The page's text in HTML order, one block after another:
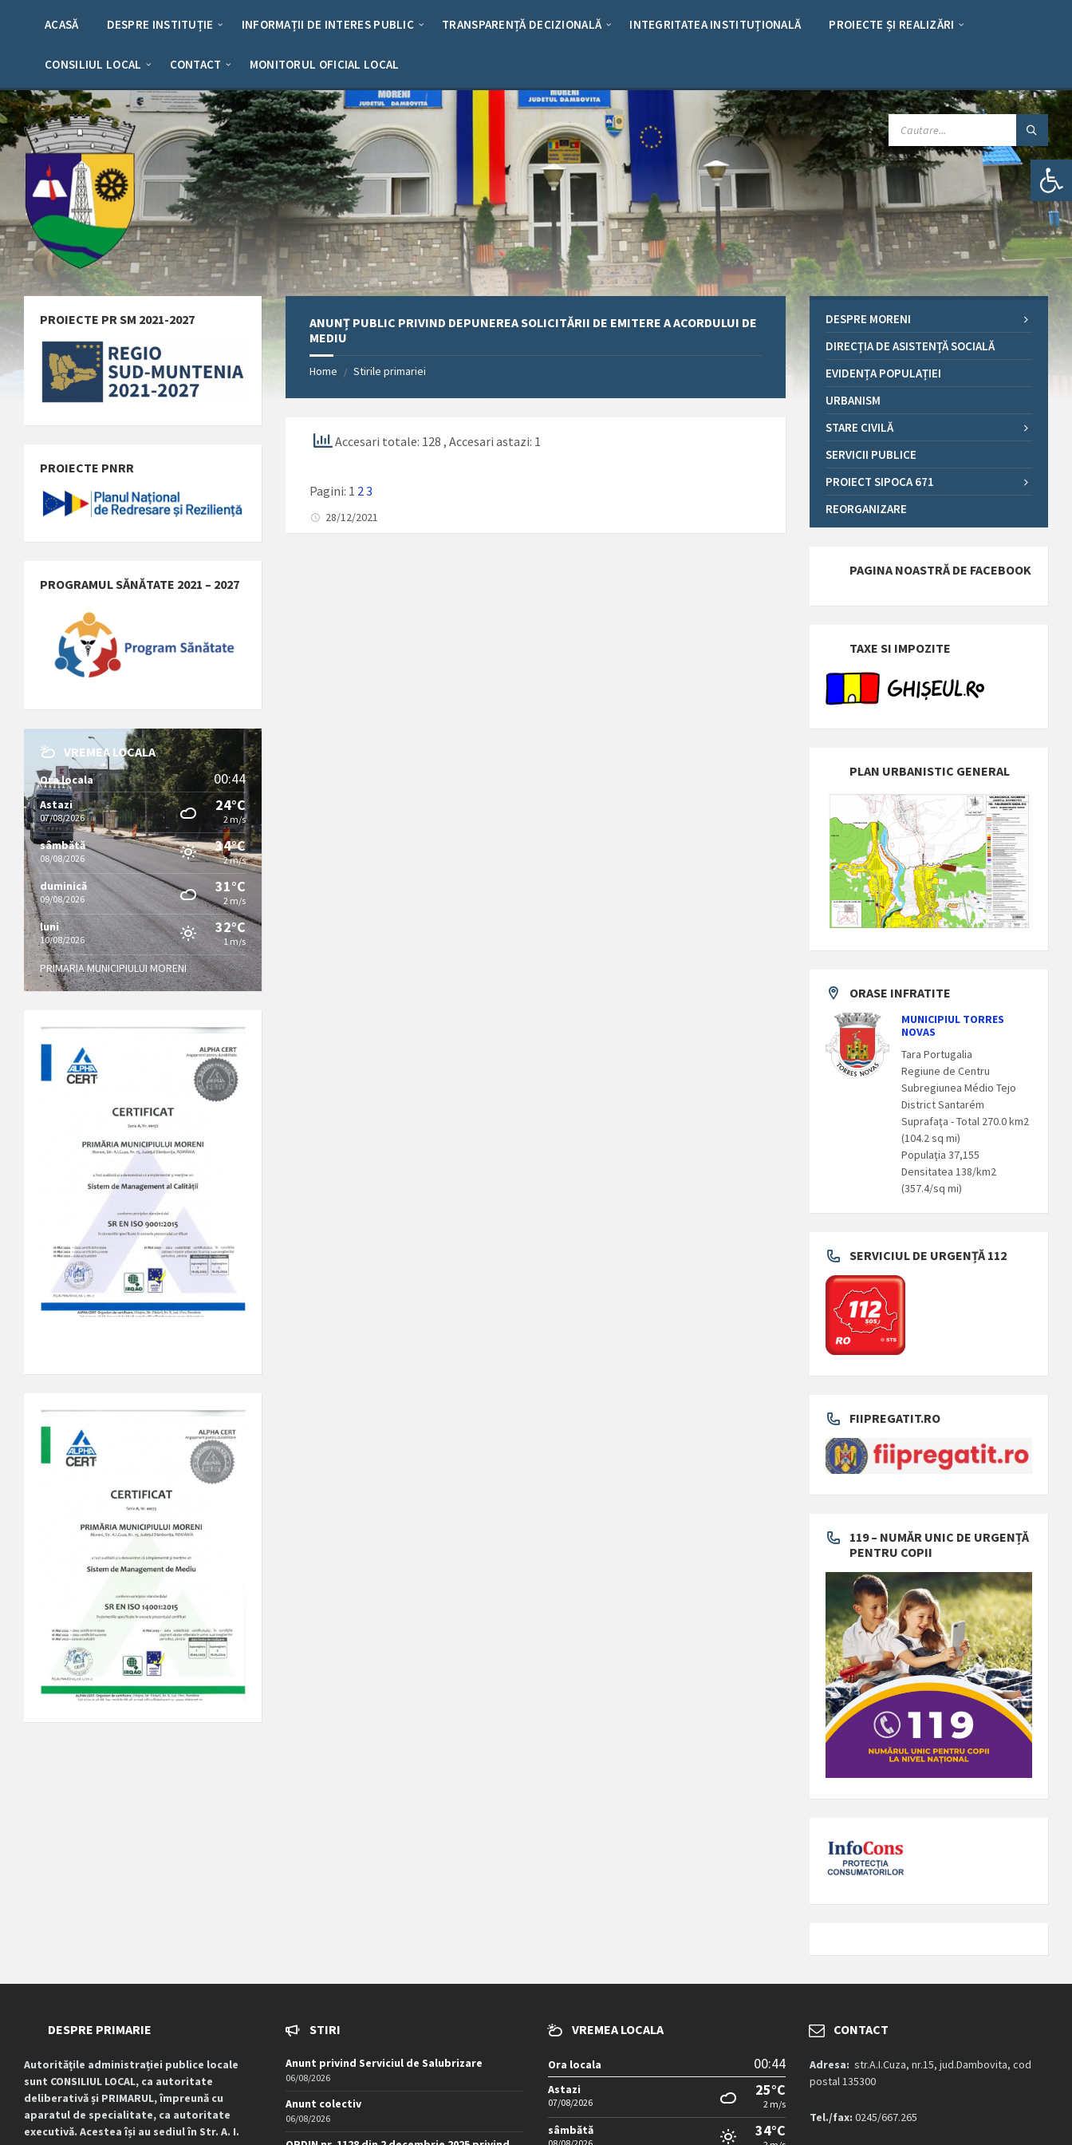
Deschide bara de unelte
ACASĂ DESPRE INSTITUȚIE INFORMAȚII DE INTERES PUBLIC TRANSPARENȚĂ DECIZIONALĂ INTEGRITATEA INSTITUȚIONALĂ PROIECTE ȘI REALIZĂRI
CONSILIUL LOCAL CONTACT MONITORUL OFICIAL LOCAL
CAUTARE:
ANUNȚ PUBLIC PRIVIND DEPUNEREA SOLICITĂRII DE EMITERE A ACORDULUI DE
MEDIU
Home / Stirile primariei
Accesari totale: 128, Accesari astazi: 1
Pagini: 1 2 3
28/12/2021
PROIECTE PR SM 2021-2027
PROIECTE PNRR
PROGRAMUL SĂNĂTATE 2021 – 2027
VREMEA LOCALA
Ora locala 00:44
Astazi
07/08/2026
24°C
2 m/s
sâmbătă
08/08/2026
34°C
2 m/s
duminică
09/08/2026
31°C
2 m/s
luni
10/08/2026
32°C
1 m/s
PRIMARIA MUNICIPIULUI MORENI
DESPRE MORENI
DIRECȚIA DE ASISTENȚĂ SOCIALĂ
EVIDENȚA POPULAȚIEI
URBANISM
STARE CIVILĂ
SERVICII PUBLICE
PROIECT SIPOCA 671
REORGANIZARE
PAGINA NOASTRĂ DE FACEBOOK
TAXE SI IMPOZITE
PLAN URBANISTIC GENERAL
ORASE INFRATITE
MUNICIPIUL TORRES
NOVAS
Tara Portugalia
Regiune de Centru
Subregiunea Médio Tejo
District Santarém
Suprafaţa - Total 270.0 km2
(104.2 sq mi)
Populaţia 37,155
Densitatea 138/km2
(357.4/sq mi)
SERVICIUL DE URGENȚĂ 112
FIIPREGATIT.RO
119 – NUMĂR UNIC DE URGENȚĂ
PENTRU COPII
DESPRE PRIMARIE
Autoritățile administrației publice locale
sunt CONSILIUL LOCAL, ca autoritate
deliberativă și PRIMARUL, împreună cu
aparatul de specialitate, ca autoritate
executivă. Acestea își au sediul în Str. A. I.
STIRI
Anunt privind Serviciul de Salubrizare
06/08/2026
Anunt colectiv
06/08/2026
VREMEA LOCALA
Ora locala 00:44
Astazi
07/08/2026
25°C
2 m/s
sâmbătă 34°C
CONTACT
Adresa: str.A.I.Cuza, nr.15, jud.Dambovita, cod
postal 135300
Tel./fax: 0245/667.265